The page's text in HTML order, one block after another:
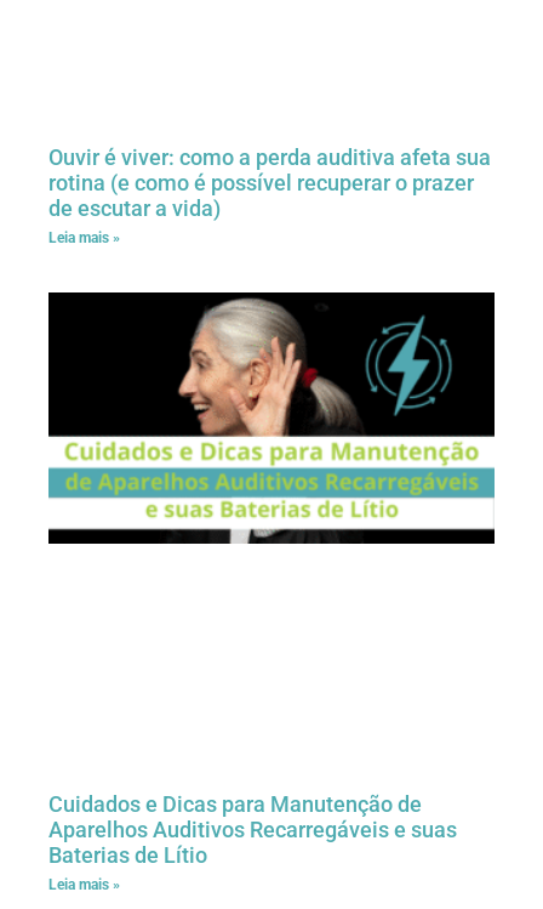
Ouvir é viver: como a perda auditiva afeta sua
rotina (e como é possível recuperar o prazer
de escutar a vida)
Leia mais »
Cuidados e Dicas para Manutenção de
Aparelhos Auditivos Recarregáveis e suas
Baterias de Lítio
Leia mais »